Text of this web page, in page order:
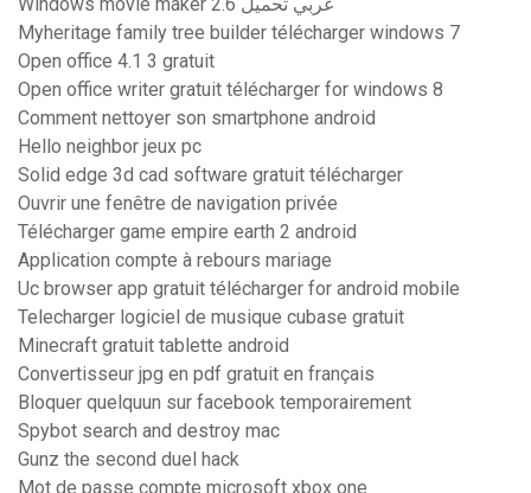
Windows movie maker 2.6 عربي تحميل
Myheritage family tree builder télécharger windows 7
Open office 4.1 3 gratuit
Open office writer gratuit télécharger for windows 8
Comment nettoyer son smartphone android
Hello neighbor jeux pc
Solid edge 3d cad software gratuit télécharger
Ouvrir une fenêtre de navigation privée
Télécharger game empire earth 2 android
Application compte à rebours mariage
Uc browser app gratuit télécharger for android mobile
Telecharger logiciel de musique cubase gratuit
Minecraft gratuit tablette android
Convertisseur jpg en pdf gratuit en français
Bloquer quelquun sur facebook temporairement
Spybot search and destroy mac
Gunz the second duel hack
Mot de passe compte microsoft xbox one